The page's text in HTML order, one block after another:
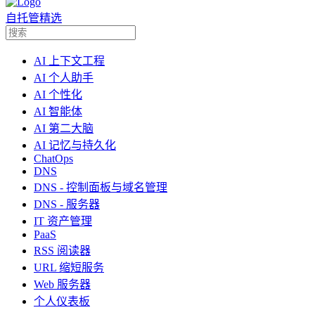
自托管精选
AI 上下文工程
AI 个人助手
AI 个性化
AI 智能体
AI 第二大脑
AI 记忆与持久化
ChatOps
DNS
DNS - 控制面板与域名管理
DNS - 服务器
IT 资产管理
PaaS
RSS 阅读器
URL 缩短服务
Web 服务器
个人仪表板